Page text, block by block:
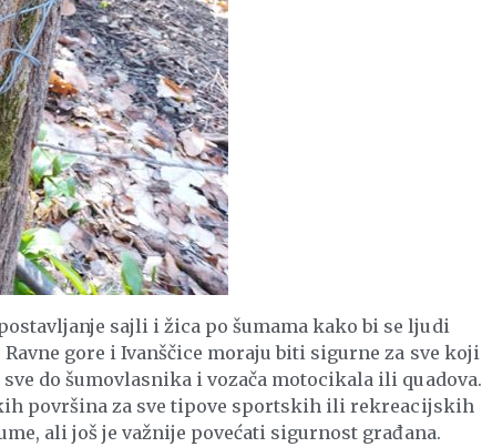
sajli i žica po šumama kako bi se ljudi
gore i Ivanščice moraju biti sigurne za sve koji
do šumovlasnika i vozača motocikala ili quadova.
površina za sve tipove sportskih ili rekreacijskih
ali još je važnije povećati sigurnost građana.